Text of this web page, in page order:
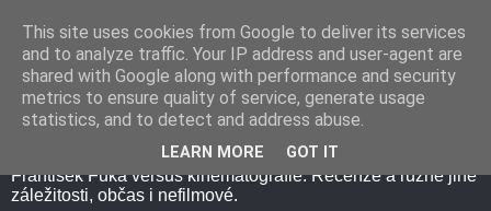
František Fuka versus kinematografie. Recenze a různé jiné
záležitosti, občas i nefilmové.
This site uses cookies from Google to deliver its services
and to analyze traffic. Your IP address and user-agent are
shared with Google along with performance and security
metrics to ensure quality of service, generate usage
statistics, and to detect and address abuse.
LEARN MORE GOT IT